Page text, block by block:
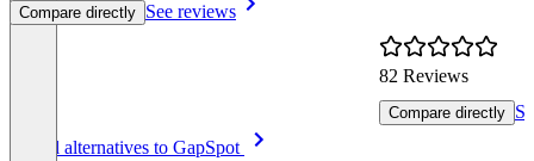
Compare directly See reviews
82 Reviews
Compare directly
See all alternatives to GapSpot